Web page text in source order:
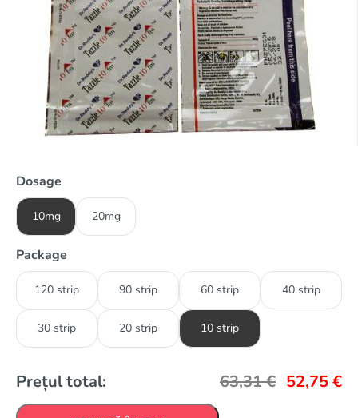
Dosage
10mg 20mg
Package
120 strip 90 strip 60 strip 40 strip
30 strip 20 strip 10 strip
Prețul total: 63,31€ 52,75€